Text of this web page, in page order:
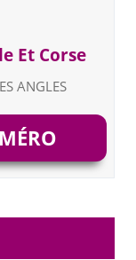
Et Corse
ANGLES